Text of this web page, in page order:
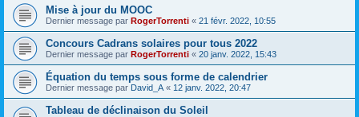
Mise à jour du MOOC
Dernier message par RogerTorrenti « 21 févr. 2022, 10:55
Concours Cadrans solaires pour tous 2022
Dernier message par RogerTorrenti « 20 janv. 2022, 15:43
Équation du temps sous forme de calendrier
Dernier message par David_A « 12 janv. 2022, 20:47
Tableau de déclinaison du Soleil